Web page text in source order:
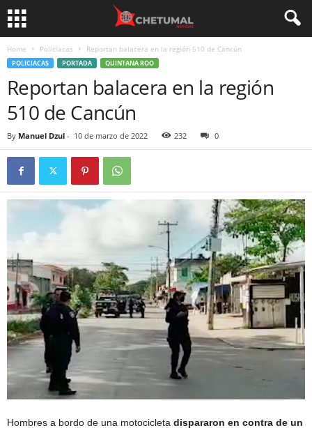
Home Policiacas Reportan balacera en la región 510 de Cancún
POLICIACAS PORTADA QUINTANA ROO
Reportan balacera en la región
510 de Cancún
By Manuel Dzul - 10 de marzo de 2022 232 0
Hombres a bordo de una motocicleta dispararon en contra de un